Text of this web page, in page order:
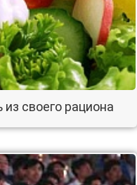
своего рациона